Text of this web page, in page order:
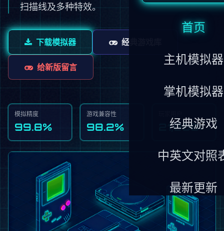
首页
主机模拟器
掌机模拟器
经典游戏
中英文对照
最新更新
扫描线及多种特效。
下载模拟器 经典游戏库
给新版留言
模拟精度
99.8%
游戏兼容性
98.2% 21,000+